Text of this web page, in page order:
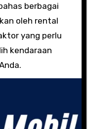
berbagai
oleh rental
yang perlu
kendaraan